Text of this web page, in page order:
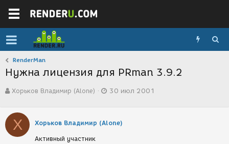
RenderMan
Нужна лицензия для PRman 3.9.2
в
о
р
т
е
Хорьков Владимир (Alone)
а
с
30 июл 2001
Х Хорьков Владимир (Alone)
Активный участник